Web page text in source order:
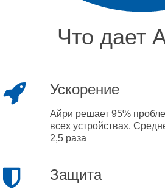
Что дает
Ускорение
Айри решает 95%
всех устройствах.
2,5 раза
Защита